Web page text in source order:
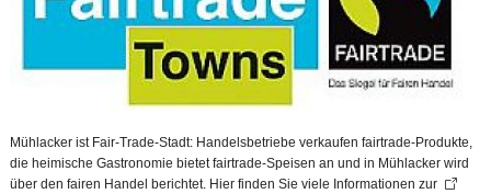
Mühlacker ist Fair-Trade-Stadt: Handelsbetriebe verkaufen fairtrade-Produkte,
die heimische Gastronomie bietet fairtrade-Speisen an und in Mühlacker wird
über den fairen Handel berichtet. Hier finden Sie viele Informationen zur